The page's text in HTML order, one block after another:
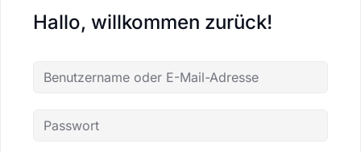
Hallo, willkommen zurück!